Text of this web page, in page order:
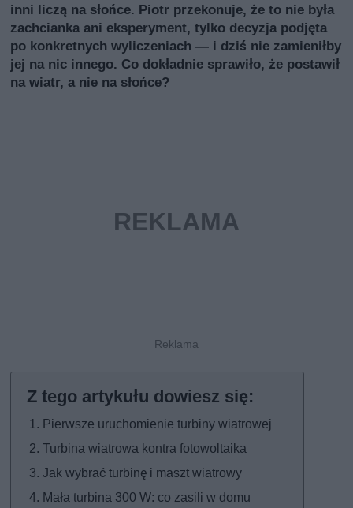
inni liczą na słońce. Piotr przekonuje, że to nie była
zachcianka ani eksperyment, tylko decyzja podjęta
po konkretnych wyliczeniach — i dziś nie zamieniłby
jej na nic innego. Co dokładnie sprawiło, że postawił
na wiatr, a nie na słońce?
Pierwsze uruchomienie turbiny wiatrowej
Turbina wiatrowa kontra fotowoltaika
Jak wybrać turbinę i maszt wiatrowy
Mała turbina 300 W: co zasili w domu